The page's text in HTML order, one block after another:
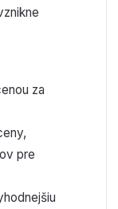
za
pre